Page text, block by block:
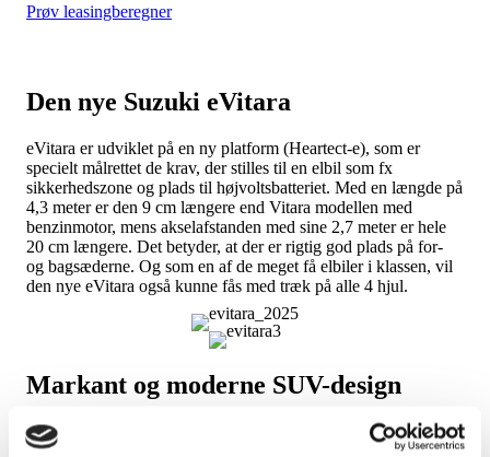
Prøv leasingberegner
Den nye Suzuki eVitara
eVitara er udviklet på en ny platform (Heartect-e), som er
specielt målrettet de krav, der stilles til en elbil som fx
sikkerhedszone og plads til højvoltsbatteriet. Med en længde på
4,3 meter er den 9 cm længere end Vitara modellen med
benzinmotor, mens akselafstanden med sine 2,7 meter er hele
20 cm længere. Det betyder, at der er rigtig god plads på for-
og bagsæderne. Og som en af de meget få elbiler i klassen, vil
den nye eVitara også kunne fås med træk på alle 4 hjul.
Markant og moderne SUV-design
Den nye Suzuki viser sig frem med både stor selvtillid og
mange vellykkede designdetaljer, som også gav rosende